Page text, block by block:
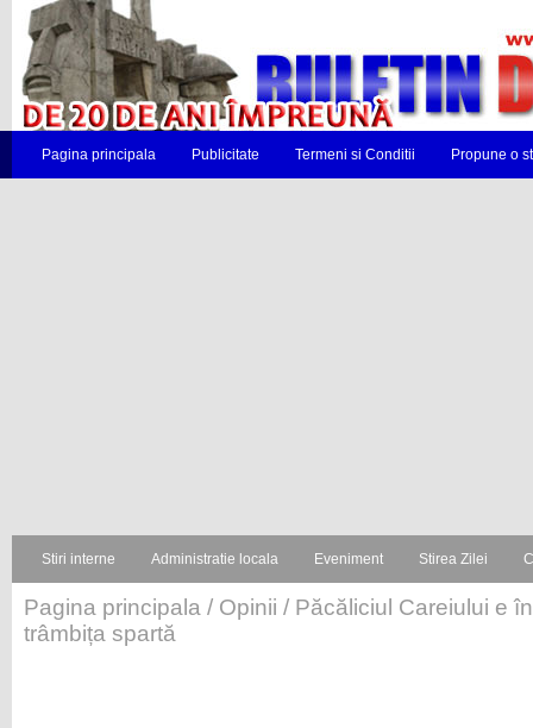
Pagina principala Publicitate Termeni si Conditii Propune o
Stiri interne Administratie locala Eveniment Stirea Zilei
Pagina principala / Opinii / Păcăliciul Careiului e
trâmbița spartă